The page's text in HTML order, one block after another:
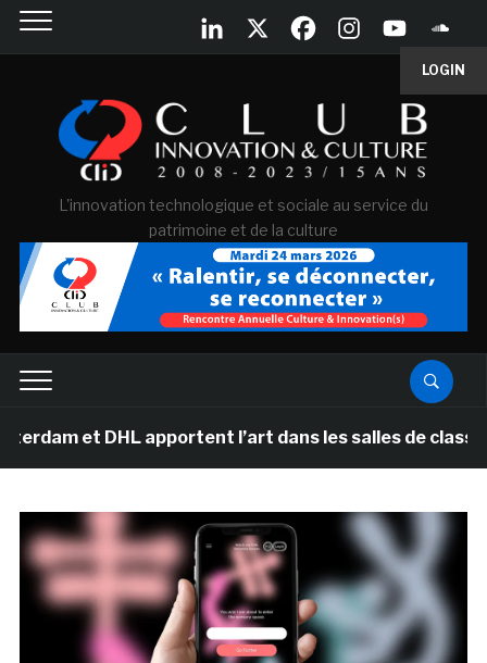
LOGIN
L'innovation technologique et sociale au service du
patrimoine et de la culture
et DHL apportent l’art dans les salles de classe des